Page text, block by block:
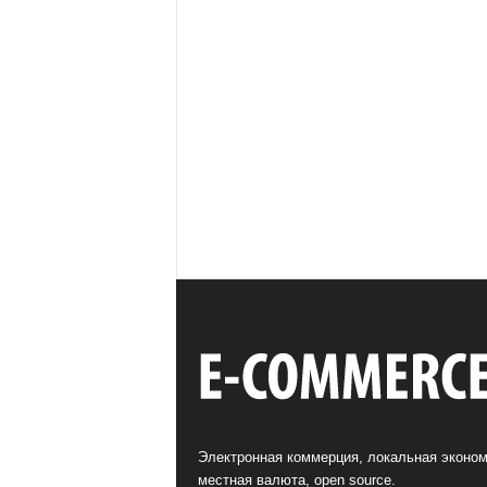
Электронная коммерция, локальная
местная валюта, open source.